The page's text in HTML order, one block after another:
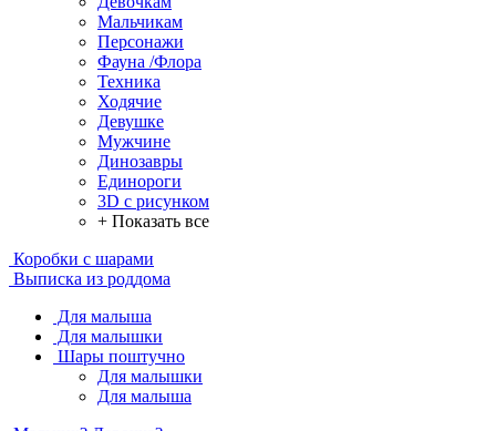
Мальчикам
Персонажи
Фауна /Флора
Техника
Ходячие
Девушке
Мужчине
Динозавры
Единороги
3D с рисунком
+ Показать все
Коробки с шарами
Выписка из роддома
Для малыша
Для малышки
Шары поштучно
Для малышки
Для малыша